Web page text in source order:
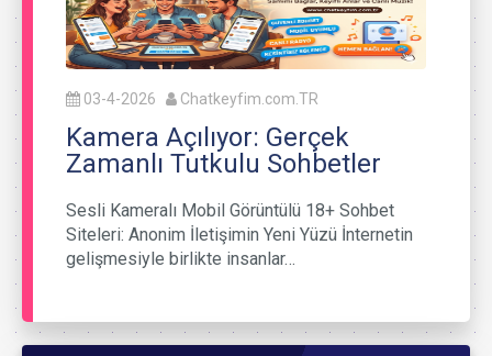
03-4-2026 Chatkeyfim.com.TR
Kamera Açılıyor: Gerçek
Zamanlı Tutkulu Sohbetler
Sesli Kameralı Mobil Görüntülü 18+ Sohbet
Siteleri: Anonim İletişimin Yeni Yüzü İnternetin
gelişmesiyle birlikte insanlar…